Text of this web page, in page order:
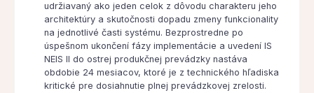
udržiavaný ako jeden celok z dôvodu charakteru jeho
architektúry a skutočnosti dopadu zmeny funkcionality
na jednotlivé časti systému. Bezprostredne po
úspešnom ukončení fázy implementácie a uvedení IS
NEIS II do ostrej produkčnej prevádzky nastáva
obdobie 24 mesiacov, ktoré je z technického hľadiska
kritické pre dosiahnutie plnej prevádzkovej zrelosti.